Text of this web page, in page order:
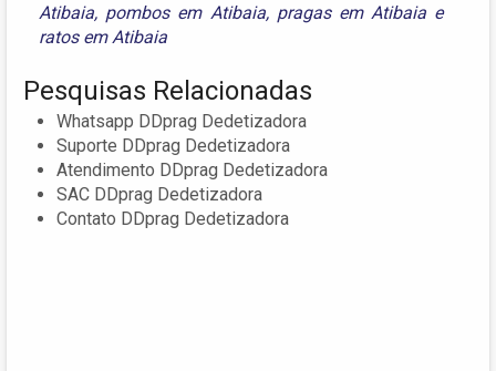
Atibaia, pombos em Atibaia, pragas em Atibaia e
ratos em Atibaia
Pesquisas Relacionadas
Whatsapp DDprag Dedetizadora
Suporte DDprag Dedetizadora
Atendimento DDprag Dedetizadora
SAC DDprag Dedetizadora
Contato DDprag Dedetizadora